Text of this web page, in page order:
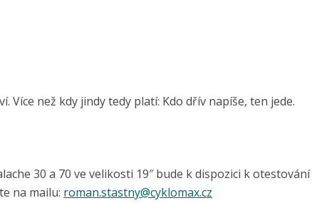
než kdy jindy tedy platí: Kdo dřív napíše, ten jede.
30 a 70 ve velikosti 19″ bude k dispozici k
na mailu: roman.stastny@cyklomax.cz